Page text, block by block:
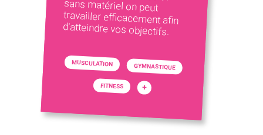
d'atteindre vos objectifs.
MUSCULATION GYMNASTIQUE
FITNESS +